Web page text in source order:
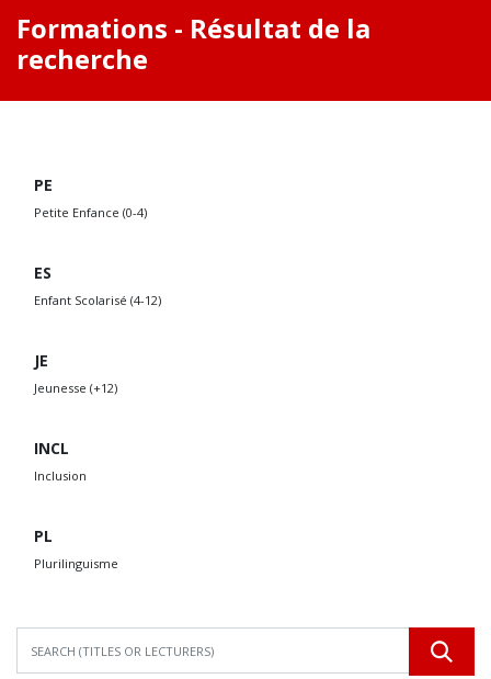
Formations - Résultat de la
recherche
PE
Petite Enfance (0-4)
ES
Enfant Scolarisé (4-12)
JE
Jeunesse (+12)
INCL
Inclusion
PL
Plurilinguisme